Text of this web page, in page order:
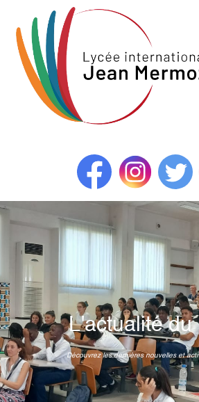
L'actualité du
Découvrez les dernières nouvelles et